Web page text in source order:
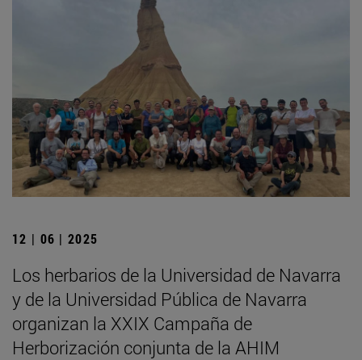
12 | 06 | 2025
Los herbarios de la Universidad de Navarra
y de la Universidad Pública de Navarra
organizan la XXIX Campaña de
Herborización conjunta de la AHIM